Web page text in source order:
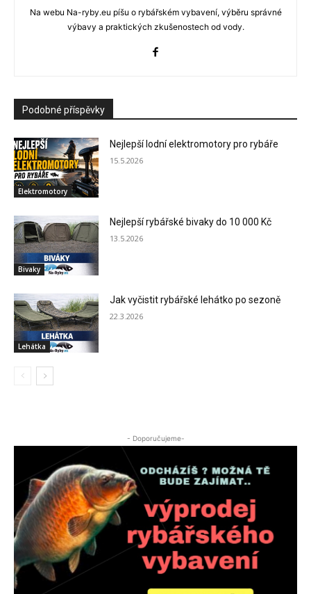
Na webu Na-ryby.eu píšu o rybářském vybavení, výběru správné
výbavy a praktických zkušenostech od vody.
Podobné příspěvky
Elektromotory
Nejlepší lodní elektromotory pro rybáře
15.5.2026
Bivaky
Nejlepší rybářské bivaky do 10 000 Kč
13.5.2026
Lehátka
Jak vyčistit rybářské lehátko po sezoně
22.3.2026
- Doporučujeme-